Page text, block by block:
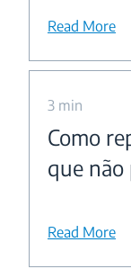
Read More
3 min
Como
que
Read More